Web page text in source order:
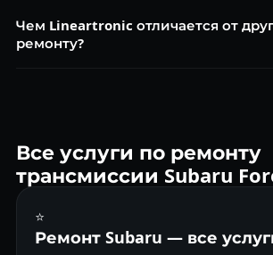
50 000 км. Это важнее всего для ресурса
Чем Lineartronic отличается от
ремонту?
Все услуги по ремонту
трансмиссии Subaru
⭐
Ремонт Subaru — все